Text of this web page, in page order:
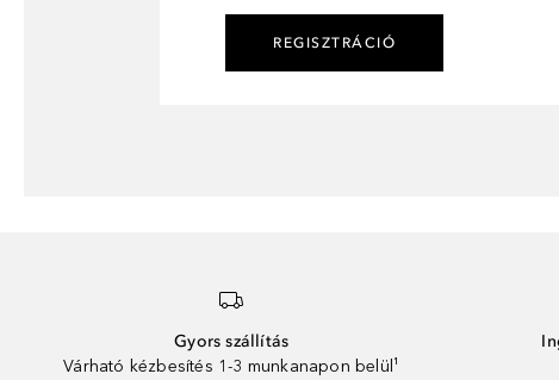
REGISZTRÁCIÓ
Gyors szállítás
Várható kézbesítés 1-3 munkanapon belül¹